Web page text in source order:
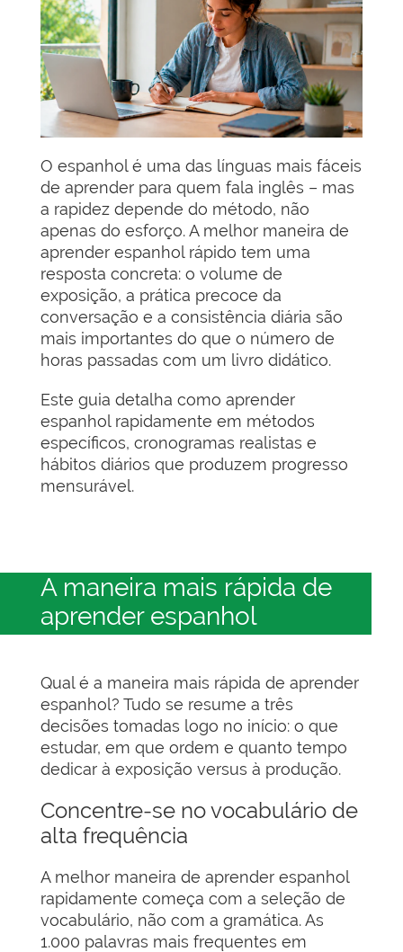
O espanhol é uma das línguas mais fáceis
de aprender para quem fala inglês – mas
a rapidez depende do método, não
apenas do esforço. A melhor maneira de
aprender espanhol rápido tem uma
resposta concreta: o volume de
exposição, a prática precoce da
conversação e a consistência diária são
mais importantes do que o número de
horas passadas com um livro didático.
Este guia detalha como aprender
espanhol rapidamente em métodos
específicos, cronogramas realistas e
hábitos diários que produzem progresso
mensurável.
A maneira mais rápida de
aprender espanhol
Qual é a maneira mais rápida de aprender
espanhol? Tudo se resume a três
decisões tomadas logo no início: o que
estudar, em que ordem e quanto tempo
dedicar à exposição versus à produção.
Concentre-se no vocabulário de
alta frequência
A melhor maneira de aprender espanhol
rapidamente começa com a seleção de
vocabulário, não com a gramática. As
1.000 palavras mais frequentes em